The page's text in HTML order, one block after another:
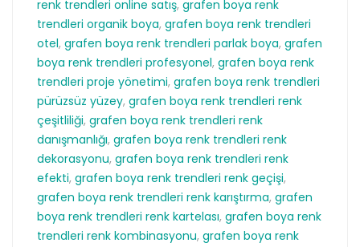
renk trendleri online satış, grafen boya renk
trendleri organik boya, grafen boya renk trendleri
otel, grafen boya renk trendleri parlak boya, grafen
boya renk trendleri profesyonel, grafen boya renk
trendleri proje yönetimi, grafen boya renk trendleri
pürüzsüz yüzey, grafen boya renk trendleri renk
çeşitliliği, grafen boya renk trendleri renk
danışmanlığı, grafen boya renk trendleri renk
dekorasyonu, grafen boya renk trendleri renk
efekti, grafen boya renk trendleri renk geçişi,
grafen boya renk trendleri renk karıştırma, grafen
boya renk trendleri renk kartelası, grafen boya renk
trendleri renk kombinasyonu, grafen boya renk